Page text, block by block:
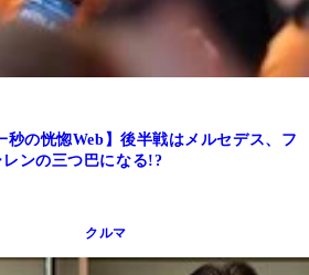
秒の恍惚Web】後半戦はメルセデス、フ
ンの三つ巴になる!?
クルマ